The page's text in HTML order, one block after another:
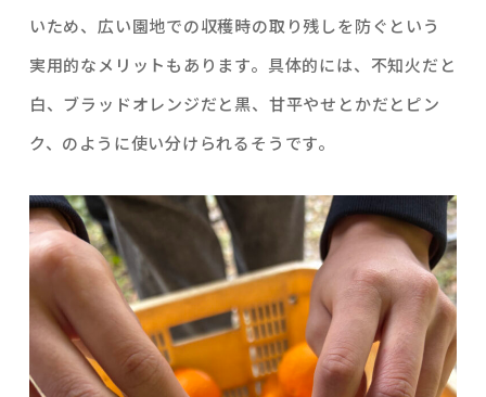
いため、広い園地での収穫時の取り残しを防ぐという
実用的なメリットもあります。具体的には、不知火だと
白、ブラッドオレンジだと黒、甘平やせとかだとピン
ク、のように使い分けられるそうです。